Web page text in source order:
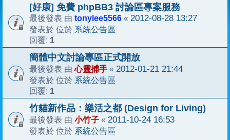
[好康] 免費 phpBB3 討論區專案服務
最後發表 由 tonylee5566 « 2012-08-28 13:27
發表於 位於 系統公告區
回覆: 1
簡體中文討論專區正式開放
最後發表 由心靈捕手 « 2012-01-21 21:44
發表於 位於 系統公告區
回覆: 1
竹貓新作品：樂活之都 (Design for Living)
最後發表 由 小竹子 « 2011-10-24 16:53
發表於 位於 系統公告區